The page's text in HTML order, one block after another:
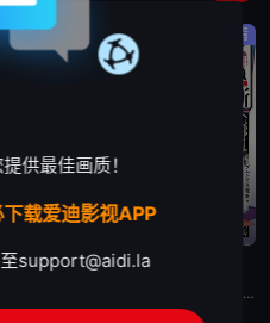
VIP 第21集
动画 剧情
朱音落语
永濑安奈,江口拓也,高桥李依,福山润,岛崎信长,小林千晃,阿座上洋平,山下诚一郎,盐野瑛久,寺杣昌纪,大塚明夫
供最佳画质！
载爱迪影视APP
support@aidi.la